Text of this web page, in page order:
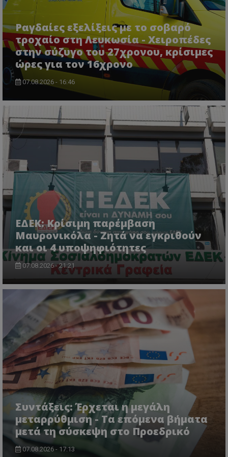
Ραγδαίες εξελίξεις με το σοβαρό
τροχαίο στη Λευκωσία - Χειροπέδες
στην σύζυγο του 27χρονου, κρίσιμες
ώρες για τον 16χρονο
07.08.2026 - 16:46
ΕΔΕΚ: Κρίσιμη παρέμβαση
Μαυρονικόλα - Ζητά να εγκριθούν
και οι 4 υποψηφιότητες
07.08.2026 - 21:21
Συντάξεις: Έρχεται η μεγάλη
μεταρρύθμιση - Τα επόμενα βήματα
μετά τη σύσκεψη στο Προεδρικό
07.08.2026 - 17:13
Προμηθευτής
Πεδίο
usprivacy
.lifenewscy.tothemaonline.com
ASP.NET_SessionId
Microsoft Corporation
VISITOR_PRIVACY_METADATA
YouTube